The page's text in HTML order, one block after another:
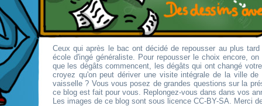
Ceux qui après le bac ont décidé de repousser au plus
école d'ingé généraliste. Pour repousser le choix encore,
que les dégâts commencent, les dégâts qui ont changé
croyez qu'on peut dériver une visite intégrale de la ville
vaisselle ? Vous vous posez de grandes questions sur la
ce blog est fait pour vous. Replongez-vous dans dans vos
Les images de ce blog sont sous licence CC-BY-SA. Merci